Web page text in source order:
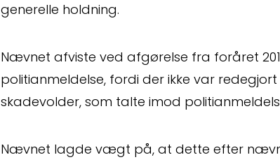
generelle holdning.
Nævnet afviste ved afgørelse fra foråret
politianmeldelse, fordi der ikke var
skadevolder, som talte imod
Nævnet lagde vægt på, at dette efter